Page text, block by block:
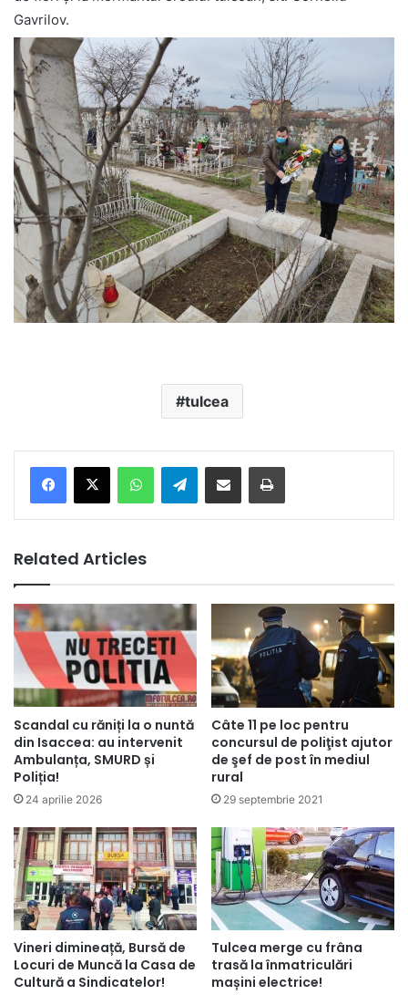
Gavrilov.
tulcea
Telegram
Related Articles
Scandal cu răniți la o nuntă
din Isaccea: au intervenit
Ambulanța, SMURD și
Poliția!
24 aprilie 2026
Câte 11 pe loc pentru
concursul de poliţist ajutor
de şef de post în mediul
rural
29 septembrie 2021
Vineri dimineață, Bursă de
Locuri de Muncă la Casa de
Cultură a Sindicatelor!
Tulcea merge cu frâna
trasă la înmatriculări
mașini electrice!